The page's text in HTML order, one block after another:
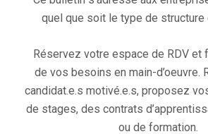
quel que soit le type de structure
Réservez votre espace de RDV et
de vos besoins en main-d’oeuvre.
candidat.e.s motivé.e.s, proposez
de stages, des contrats
ou de formation.